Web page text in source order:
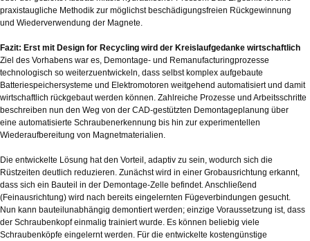
praxistaugliche Methodik zur möglichst beschädigungsfreien Rückgewinnung
und Wiederverwendung der Magnete.
Fazit: Erst mit Design for Recycling wird der Kreislaufgedanke wirtschaftlich
Ziel des Vorhabens war es, Demontage- und Remanufacturingprozesse
technologisch so weiterzuentwickeln, dass selbst komplex aufgebaute
Batteriespeichersysteme und Elektromotoren weitgehend automatisiert und damit
wirtschaftlich rückgebaut werden können. Zahlreiche Prozesse und Arbeitsschritte
beschreiben nun den Weg von der CAD-gestützten Demontageplanung über
eine automatisierte Schraubenerkennung bis hin zur experimentellen
Wiederaufbereitung von Magnetmaterialien.
Die entwickelte Lösung hat den Vorteil, adaptiv zu sein, wodurch sich die
Rüstzeiten deutlich reduzieren. Zunächst wird in einer Grobausrichtung erkannt,
dass sich ein Bauteil in der Demontage-Zelle befindet. Anschließend
(Feinausrichtung) wird nach bereits eingelernten Fügeverbindungen gesucht.
Nun kann bauteilunabhängig demontiert werden; einzige Voraussetzung ist, dass
der Schraubenkopf einmalig trainiert wurde. Es können beliebig viele
Schraubenköpfe eingelernt werden. Für die entwickelte kostengünstige